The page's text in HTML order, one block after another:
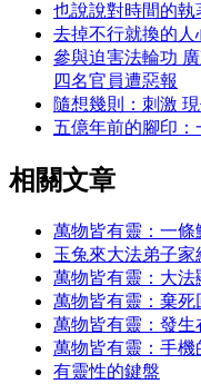
也說說對時間的執
去掉不行就換的人
參與迫害法輪功
四名官員遭惡報
隨想幾則：刺激
五億年前的腳印
相關文章
萬物皆有靈：一條
玉兔來大法弟子家
萬物皆有靈：大法
萬物皆有靈：棄死
萬物皆有靈：發
萬物皆有靈：手機
有靈性的鍵盤